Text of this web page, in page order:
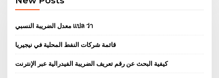
معدل الضريبة النسبي แปล ว่า
قائمة شركات النفط المحلية في نيجيريا
كيفية البحث عن رقم تعريف الضريبة الفيدرالية عبر الإنترنت